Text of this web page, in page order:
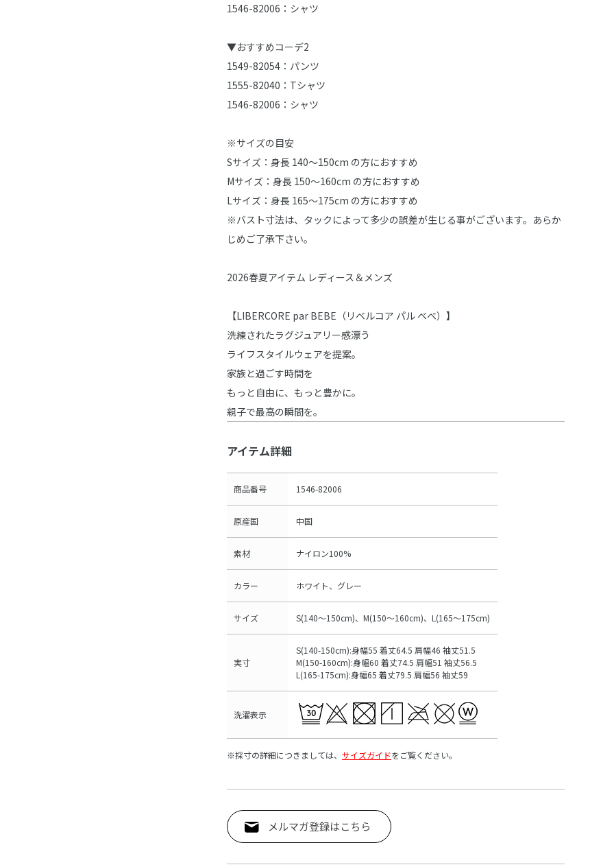
1546-82006：シャツ
▼おすすめコーデ2
1549-82054：パンツ
1555-82040：Tシャツ
1546-82006：シャツ
※サイズの目安
Sサイズ：身長 140～150cm の方におすすめ
Mサイズ：身長 150～160cm の方におすすめ
Lサイズ：身長 165～175cm の方におすすめ
※バスト寸法は、タックによって多少の誤差が生じる事がございます。あらか
じめご了承下さい。
2026春夏アイテム レディース＆メンズ
【LIBERCORE par BEBE（リベルコア パル ベベ）】
洗練されたラグジュアリー感漂う
ライフスタイルウェアを提案。
家族と過ごす時間を
もっと自由に、もっと豊かに。
親子で最高の瞬間を。
アイテム詳細
商品番号 1546-82006
原産国 中国
素材 ナイロン100%
カラー ホワイト、グレー
サイズ S(140～150cm)、M(150～160cm)、L(165～175cm)
実寸
S(140-150cm):身幅55 着丈64.5 肩幅46 袖丈51.5
M(150-160cm):身幅60 着丈74.5 肩幅51 袖丈56.5
L(165-175cm):身幅65 着丈79.5 肩幅56 袖丈59
洗濯表示
※採寸の詳細につきましては、 サイズガイドをご覧ください。
メルマガ登録はこちら